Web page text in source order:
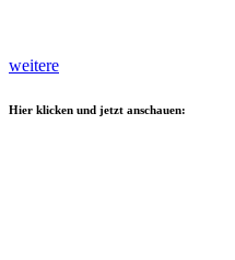
weitere
Hier klicken und jetzt anschauen: